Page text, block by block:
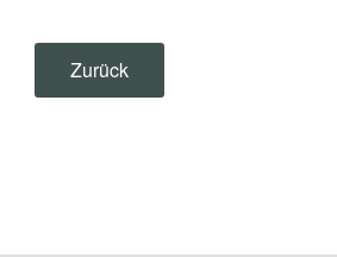
Zurück